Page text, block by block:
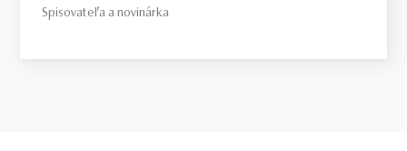
Spisovateľa a novinárka